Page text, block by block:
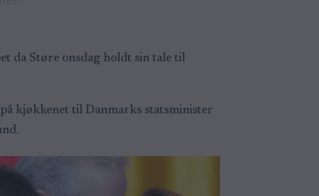
da Støre onsdag holdt sin tale til
kjøkkenet til Danmarks statsminister